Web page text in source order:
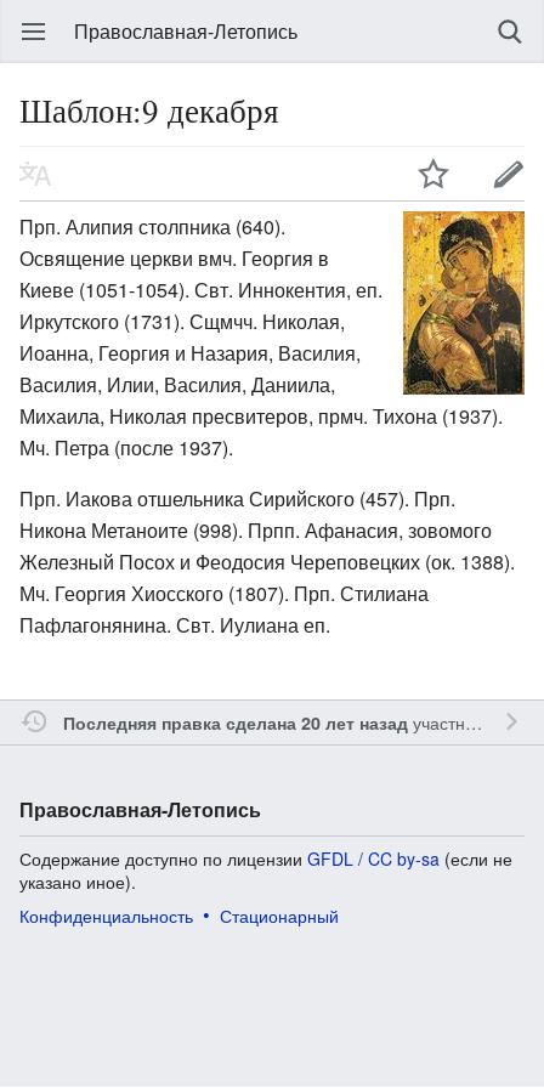
Православная-Летопись
Шаблон:9 декабря
Прп. Алипия столпника (640).
Освящение церкви вмч. Георгия в
Киеве (1051-1054). Свт. Иннокентия, еп.
Иркутского (1731). Сщмчч. Николая,
Иоанна, Георгия и Назария, Василия,
Василия, Илии, Василия, Даниила,
Михаила, Николая пресвитеров, прмч. Тихона (1937).
Мч. Петра (после 1937).
Прп. Иакова отшельника Сирийского (457). Прп.
Никона Метаноите (998). Прпп. Афанасия, зовомого
Железный Посох и Феодосия Череповецких (ок. 1388).
Мч. Георгия Хиосского (1807). Прп. Стилиана
Пафлагонянина. Свт. Иулиана еп.
Последняя правка сделана 20 лет назадучастником Gleb
Православная-Летопись
Содержание доступно по лицензии GFDL / CC by-sa (если не
указано иное).
Конфиденциальность
Стационарный